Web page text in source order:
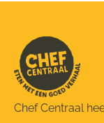
Chef Centraal